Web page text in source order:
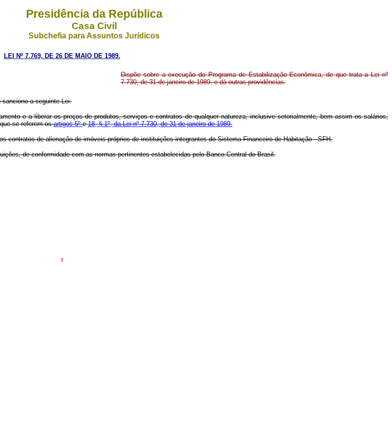
Presidência da República
Casa Civil
Subchefia para Assuntos Jurídicos
LEI Nº 7.769, DE 26 DE MAIO DE 1989.
Dispõe sobre a execução do Programa de Estabilização Econômica, de que trata a Lei nº
7.730, de 31 de janeiro de 1989, e dá outras providências.
a seguinte Lei:
e a liberar os preços de produtos, serviços e contratos de qualquer natureza, inclusive setorialmente, bem assim os salários,
se referem osartigos 5ºe18, § 1º, da Lei nº 7.730, de 31 de janeiro de 1989.
contratos de alienação de imóveis próprios de instituições integrantes do Sistema Financeiro de Habitação - SFH.
de conformidade com as normas pertinentes estabelecidas pelo Banco Central do Brasil.
*